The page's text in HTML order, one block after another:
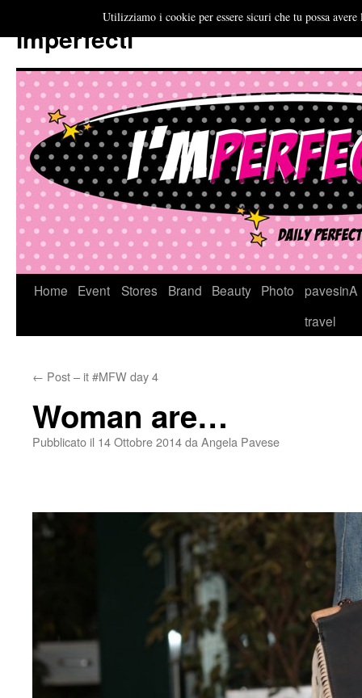
Imperfecti
VaiHome Event Stores Brand Beauty Photo
pavesinA
travel
← Post – it #MFW day 4
Woman are…
Pubblicato il 14 Ottobre 2014da Angela Pavese
Utilizziamo i cookie per essere sicuri che tu possa